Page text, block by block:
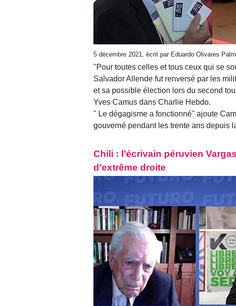
5 décembre 2021, écrit par Eduardo Olivares
"Pour toutes celles et tous ceux qui se
Salvador Allende fut renversé par les
et sa possible élection lors du second
Yves Camus dans Charlie Hebdo.
" Le dégagisme a fonctionné" ajoute
gouverné pendant les trente ans depuis
Chili : l’écrivain péruvien
d’extrême droite